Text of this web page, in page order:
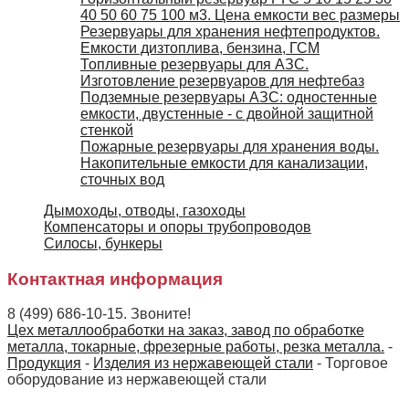
40 50 60 75 100 м3. Цена емкости вес размеры
Резервуары для хранения нефтепродуктов.
Емкости дизтоплива, бензина, ГСМ
Топливные резервуары для АЗС.
Изготовление резервуаров для нефтебаз
Подземные резервуары АЗС: одностенные
емкости, двустенные - с двойной защитной
стенкой
Пожарные резервуары для хранения воды.
Накопительные емкости для канализации,
сточных вод
Дымоходы, отводы, газоходы
Компенсаторы и опоры трубопроводов
Силосы, бункеры
Контактная информация
8 (499) 686-10-15. Звоните!
Цех металлообработки на заказ, завод по обработке
металла, токарные, фрезерные работы, резка металла. -
Продукция - Изделия из нержавеющей стали - Торговое
оборудование из нержавеющей стали